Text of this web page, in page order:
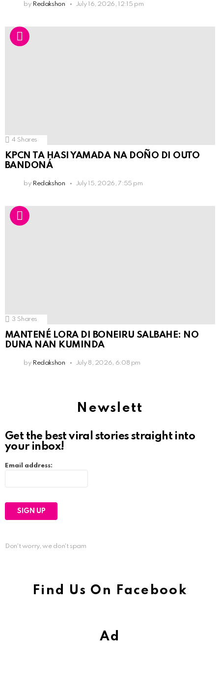
by Redakshon July 16, 2026, 12:15 pm
4 Shares
KPCN TA HASI YAMADA NA DOÑO DI OUTO
BANDONÁ
by Redakshon July 15, 2026, 7:55 pm
3 Shares
MANTENÉ LORA DI BONEIRU SALBAHE: NO
DUNA NAN KUMINDA
by Redakshon July 8, 2026, 6:08 pm
Newslett
Get the best viral stories straight into
your inbox!
Email address:
Don't worry, we don't spam
Find Us On Facebook
Ad